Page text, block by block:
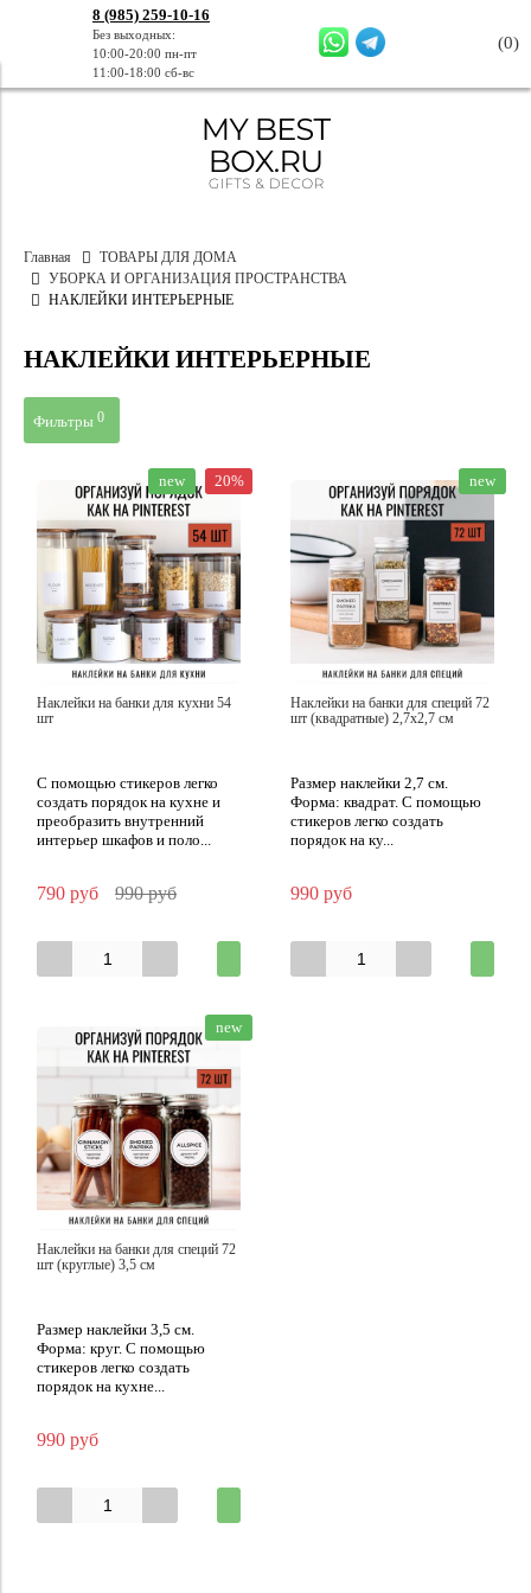
8 (985) 259-10-16
Без выходных:
10:00-20:00 пн-пт
11:00-18:00 сб-вс
(0)
Главная
ТОВАРЫ ДЛЯ ДОМА
УБОРКА И ОРГАНИЗАЦИЯ ПРОСТРАНСТВА
НАКЛЕЙКИ ИНТЕРЬЕРНЫЕ
НАКЛЕЙКИ ИНТЕРЬЕРНЫЕ
Фильтры 0
new 20%
Наклейки на банки для кухни 54
шт
С помощью стикеров легко
создать порядок на кухне и
преобразить внутренний
интерьер шкафов и поло...
790 руб 990 руб
new
Наклейки на банки для специй 72
шт (квадратные) 2,7х2,7 см
Размер наклейки 2,7 см.
Форма: квадрат. С помощью
стикеров легко создать
порядок на ку...
990 руб
new
Наклейки на банки для специй 72
шт (круглые) 3,5 см
Размер наклейки 3,5 см.
Форма: круг. С помощью
стикеров легко создать
порядок на кухне...
990 руб